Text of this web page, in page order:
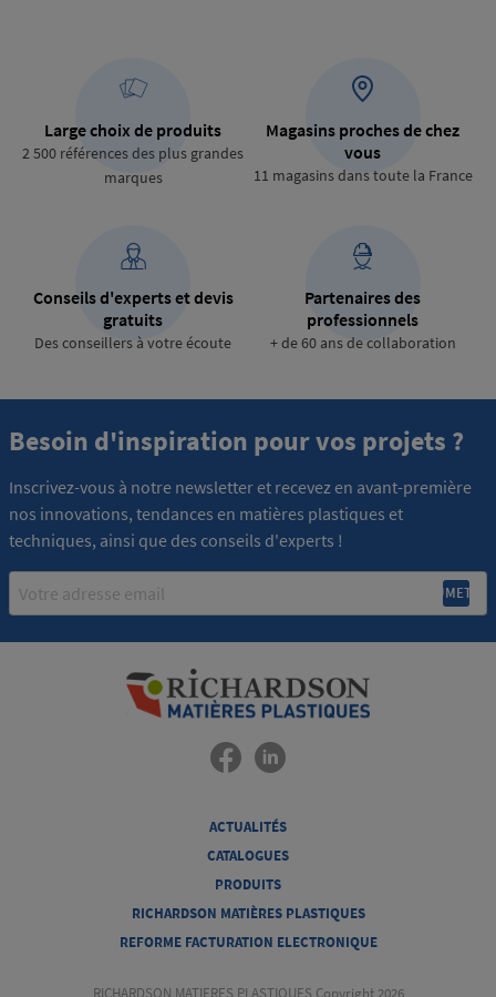
Large choix de produits
2 500 références des plus grandes
marques
Magasins proches de chez
vous
11 magasins dans toute la France
Conseils d'experts et devis
gratuits
Des conseillers à votre écoute
Partenaires des
professionnels
+ de 60 ans de collaboration
Besoin d'inspiration pour vos projets ?
Inscrivez-vous à notre newsletter et recevez en avant-première
nos innovations, tendances en matières plastiques et
techniques, ainsi que des conseils d'experts !
ACTUALITÉS
CATALOGUES
PRODUITS
RICHARDSON MATIÈRES PLASTIQUES
REFORME FACTURATION ELECTRONIQUE